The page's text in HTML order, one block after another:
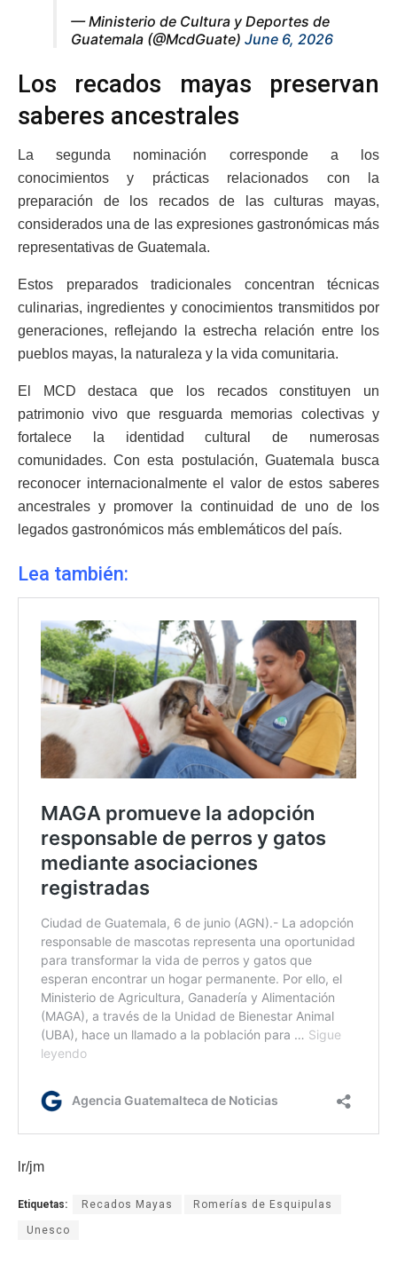
— Ministerio de Cultura y Deportes de
Guatemala (@McdGuate) June 6, 2026
Los recados mayas preservan
saberes ancestrales
La segunda nominación corresponde a los
conocimientos y prácticas relacionados con la
preparación de los recados de las culturas mayas,
considerados una de las expresiones gastronómicas más
representativas de Guatemala.
Estos preparados tradicionales concentran técnicas
culinarias, ingredientes y conocimientos transmitidos por
generaciones, reflejando la estrecha relación entre los
pueblos mayas, la naturaleza y la vida comunitaria.
El MCD destaca que los recados constituyen un
patrimonio vivo que resguarda memorias colectivas y
fortalece la identidad cultural de numerosas
comunidades. Con esta postulación, Guatemala busca
reconocer internacionalmente el valor de estos saberes
ancestrales y promover la continuidad de uno de los
legados gastronómicos más emblemáticos del país.
Lea también:
lr/jm
Etiquetas: Recados Mayas Romerías de Esquipulas
Unesco